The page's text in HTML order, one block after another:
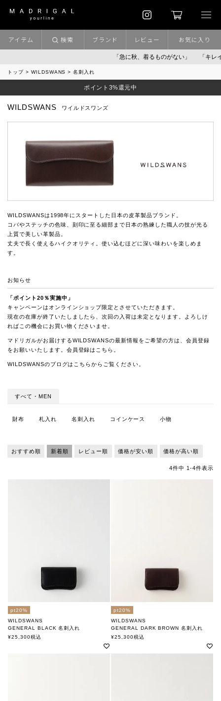
「急に秋、着るものがない」 「キレイ
アイテム 検索 ブランド レビュー お気に入り
トップ WILDSWANS 名刺入れ
ポイント3%還元中
WILDSWANS ワイルドスワンズ
WILDSWANSは1998年にスタートした日本の皮革製品ブランド。
コバやステッチの色味、刻印に至る細部まで日本の熟練した職人の技が光る
上質で美しい革製品。
丈夫で長く使えるハイクオリティ。使い込むほどに深い味わいを楽しめま
す。
お知らせ
「ポイント20％実施中」
キャンペーンはオンラインショップ限定とさせていただきます。
現在の在庫が終了いたしましたら、次回の入荷は未定となります。よろしけ
ればこの機会にお買い物くださいませ。
マドリガルがお届けするWILDSWANSの最新情報をご希望の方は、会員登録
をお願いいたします。会員登録は こちら 。
WILDSWANSのブログは こちらから ご覧ください。
すべて・MEN
財布 札入れ 名刺入れ コインケース 小物
おすすめ順 新着順 レビュー順 価格が安い順 価格が高い順
4件中 1-4件表示
pt20%
WILDSWANS
GENERAL BLACK 名刺入れ
ワイルドスワンズ
¥25,300税込
pt20%
WILDSWANS
GENERAL DARK BROWN 名刺入れ
ワイルドスワンズ
¥25,300税込